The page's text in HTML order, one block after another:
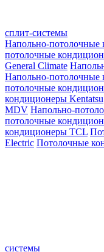
сплит-системы
Напольно-потолочные
потолочные
General Climate
Напольно-потолочные
потолочные
кондиционеры Kentatsu
MDV Напольно-
потолочные
кондиционеры TCL
Electric Потолочные
системы